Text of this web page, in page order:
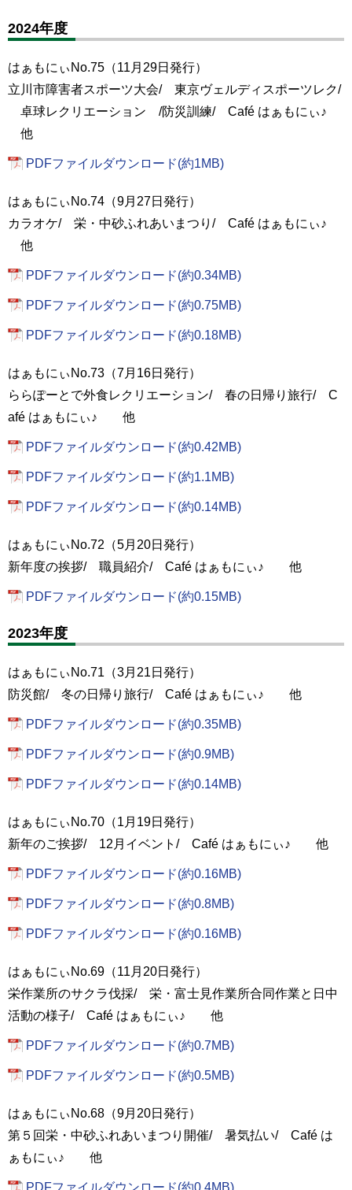
2024年度
はぁもにぃNo.75（11月29日発行）
立川市障害者スポーツ大会/ 東京ヴェルディスポーツレク/
卓球レクリエーション /防災訓練/ Café はぁもにぃ♪
他
PDFファイルダウンロード(約1MB)
はぁもにぃNo.74（9月27日発行）
カラオケ/ 栄・中砂ふれあいまつり/ Café はぁもにぃ♪
他
PDFファイルダウンロード(約0.34MB)
PDFファイルダウンロード(約0.75MB)
PDFファイルダウンロード(約0.18MB)
はぁもにぃNo.73（7月16日発行）
ららぽーとで外食レクリエーション/ 春の日帰り旅行/ C
afé はぁもにぃ♪ 他
PDFファイルダウンロード(約0.42MB)
PDFファイルダウンロード(約1.1MB)
PDFファイルダウンロード(約0.14MB)
はぁもにぃNo.72（5月20日発行）
新年度の挨拶/ 職員紹介/ Café はぁもにぃ♪ 他
PDFファイルダウンロード(約0.15MB)
2023年度
はぁもにぃNo.71（3月21日発行）
防災館/ 冬の日帰り旅行/ Café はぁもにぃ♪ 他
PDFファイルダウンロード(約0.35MB)
PDFファイルダウンロード(約0.9MB)
PDFファイルダウンロード(約0.14MB)
はぁもにぃNo.70（1月19日発行）
新年のご挨拶/ 12月イベント/ Café はぁもにぃ♪ 他
PDFファイルダウンロード(約0.16MB)
PDFファイルダウンロード(約0.8MB)
PDFファイルダウンロード(約0.16MB)
はぁもにぃNo.69（11月20日発行）
栄作業所のサクラ伐採/ 栄・富士見作業所合同作業と日中
活動の様子/ Café はぁもにぃ♪ 他
PDFファイルダウンロード(約0.7MB)
PDFファイルダウンロード(約0.5MB)
はぁもにぃNo.68（9月20日発行）
第５回栄・中砂ふれあいまつり開催/ 暑気払い/ Café は
ぁもにぃ♪ 他
PDFファイルダウンロード(約0.4MB)